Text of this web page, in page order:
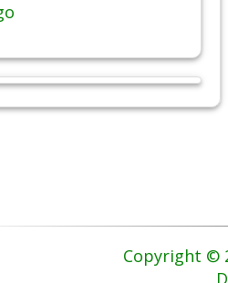
Copyright ©